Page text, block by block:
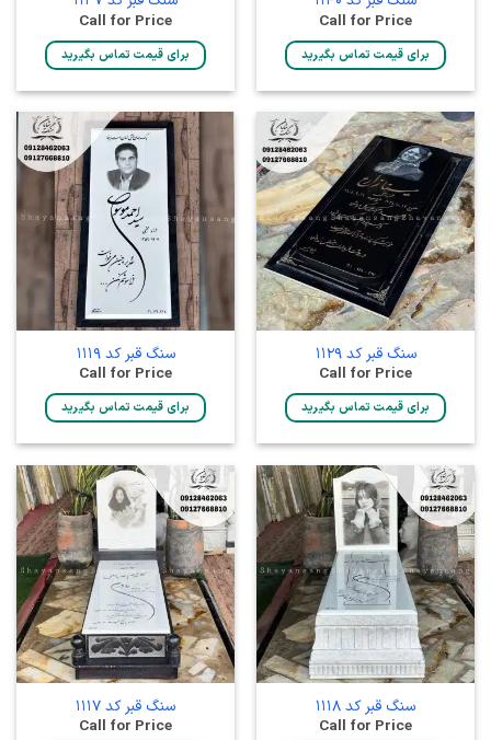
Call for Price
برای قیمت تماس بگیرید
Call for Price
برای قیمت تماس بگیرید
سنگ قبر کد 1129
Call for Price
برای قیمت تماس بگیرید
سنگ قبر کد 1119
Call for Price
برای قیمت تماس بگیرید
سنگ قبر کد 1118
Call for Price
سنگ قبر کد 1117
Call for Price